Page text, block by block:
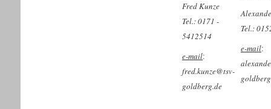
Fred Kunze
Tel.: 0171 -
5412514
e-mail:
fred.kunze@tsv-
goldberg.de
Tel.:
e-mail: